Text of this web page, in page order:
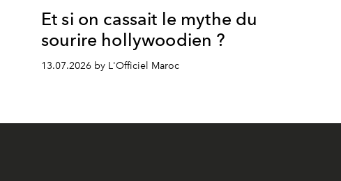
Et si on cassait le mythe du
sourire hollywoodien ?
13.07.2026 by L'Officiel Maroc